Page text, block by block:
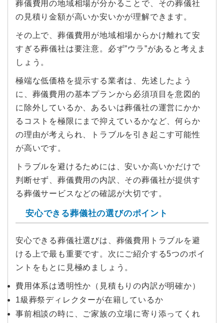
葬儀費用の地域相場が分かることで、その葬儀社
の見積り金額が高いか安いかが理解できます。
その上で、葬儀費用が地域相場からかけ離れて安
すぎる葬儀社は要注意。必ず”ウラ”があると考えま
しょう。
極端な低価格を提示する業者は、先述したよう
に、葬儀費用の基本プランから必須項目を意図的
に除外しているか、あるいは葬儀社の運営にかか
るコストを極限にまで抑えているかなど、何らか
の理由が考えられ、トラブルを引き起こす可能性
が高いです。
トラブルを避けるためには、安いか高いかだけで
判断せず、葬儀費用の内訳、その葬儀社が提供す
る葬儀サービスなどの確認が大切です。
安心できる葬儀社の選びのポイント
安心できる葬儀社選びは、葬儀費用トラブルを避
ける上で最も重要です。次にご紹介する5つのポイ
ントをもとに見極めましょう。
費用体系は透明性か（見積もりの内訳が明確か）
1級葬祭ディレクターが在籍しているか
事前相談の時に、ご家族の立場に寄り添ってくれ